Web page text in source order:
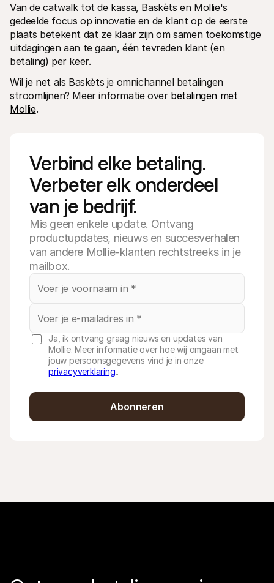
Van de catwalk tot de kassa, Baskèts en Mollie's
gedeelde focus op innovatie en de klant op de eerste
plaats betekent dat ze klaar zijn om samen toekomstige
uitdagingen aan te gaan, één tevreden klant (en
betaling) per keer.
Wil je net als Baskèts je omnichannel betalingen
stroomlijnen? Meer informatie over betalingen met
Mollie.
Verbind elke betaling.
Verbeter elk onderdeel
van je bedrijf.
Mis geen enkele update. Ontvang
productupdates, nieuws en succesverhalen
van andere Mollie-klanten rechtstreeks in je
mailbox.
Ja, ik ontvang graag nieuws en updates van
Mollie. Meer informatie over hoe wij omgaan met
jouw persoonsgegevens vind je in onze
privacyverklaring..
Abonneren